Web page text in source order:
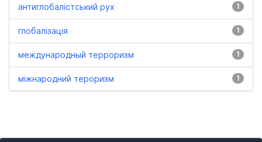
1
антиглобалістський рух
1
глобалізація
1
международный терроризм
1
міжнародний тероризм